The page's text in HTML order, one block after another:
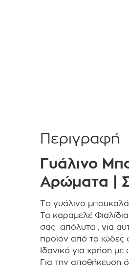
Περιγραφή
Γυάλινο
Αρώματα |
Το γυάλινο
Τα καραμελέ
σας απόλυτα , για
προϊόν από το ιώδες
Ιδανικό για χρήση
Για την αποθήκευση